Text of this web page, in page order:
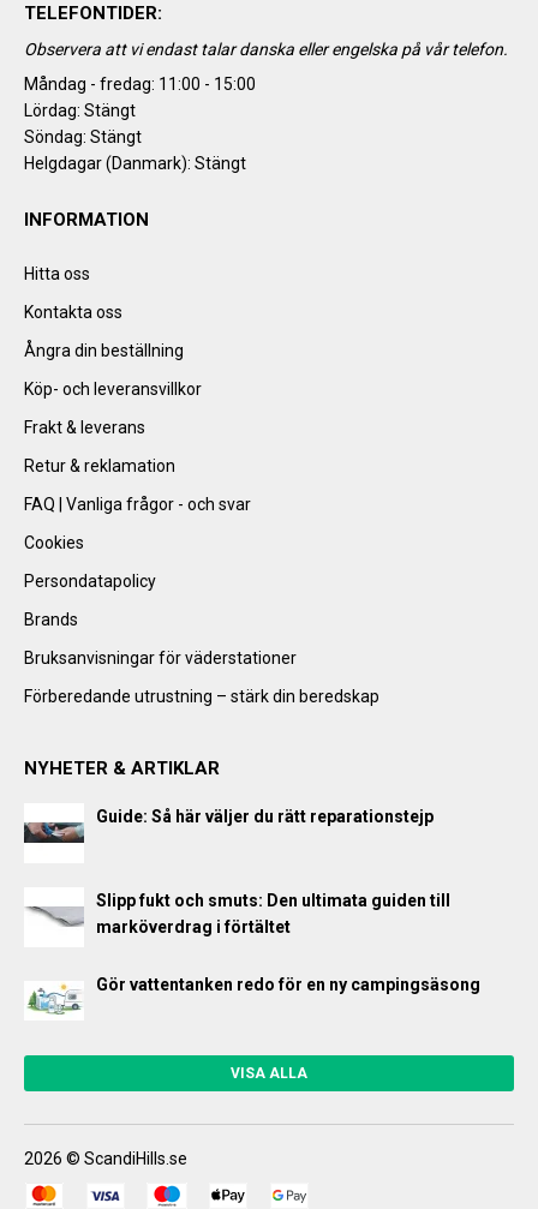
TELEFONTIDER:
Observera att vi endast talar danska eller engelska på vår telefon.
Måndag - fredag: 11:00 - 15:00
Lördag: Stängt
Söndag: Stängt
Helgdagar (Danmark): Stängt
INFORMATION
Hitta oss
Kontakta oss
Ångra din beställning
Köp- och leveransvillkor
Frakt & leverans
Retur & reklamation
FAQ | Vanliga frågor - och svar
Cookies
Persondatapolicy
Brands
Bruksanvisningar för väderstationer
Förberedande utrustning – stärk din beredskap
NYHETER & ARTIKLAR
Guide: Så här väljer du rätt reparationstejp
Slipp fukt och smuts: Den ultimata guiden till
marköverdrag i förtältet
Gör vattentanken redo för en ny campingsäsong
VISA ALLA
2026 © ScandiHills.se